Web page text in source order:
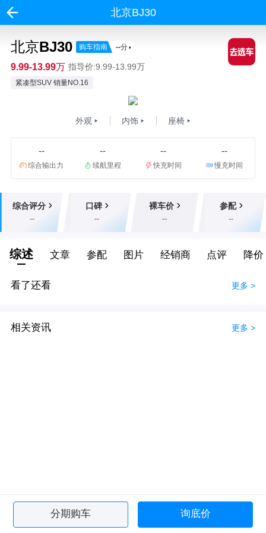
北京BJ30
北京BJ30 购车指南 --分
9.99-13.99万 指导价:9.99-13.99万
紧凑型SUV 销量NO.16
外观 内饰 座椅
--
综合输出力
--
续航里程
--
快充时间
--
慢充时间
综合评分
--
口碑
--
裸车价
--
参配
--
综述 文章 参配 图片 经销商 点评 降价
看了还看 更多 >
相关资讯 更多 >
分期购车 询底价